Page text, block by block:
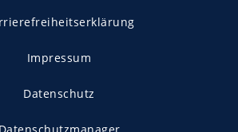
Impressum
Datenschutz